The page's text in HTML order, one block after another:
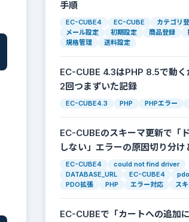
手順
EC-CUBE4 EC-CUBE
カテゴリ
メール設定
初期設定 商品登録
規格管理
送料設定
EC-CUBE 4.3はPHP 8.5で動
2回つまずいた記録
EC-CUBE4.3 PHP PHPエラー
EC-CUBEのスキーマ更新で「
しない」エラーの原因切り分け
EC-CUBE4
could not find driver
DATABASE_URL
EC-CUBE4
PDO拡張
PHP エラー対応 ス
EC-CUBEで「カートへの追加